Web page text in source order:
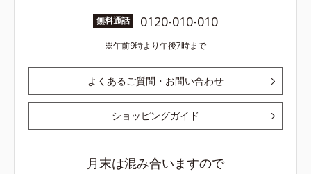
無料通話 0120-010-010
午前9時より午後7時まで
よくあるご質問・お問い合わせ
ショッピングガイド
月末は混み合いますので